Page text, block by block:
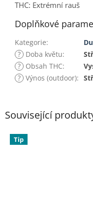
Související
Tip
THC: Extrémní rauš
Doplňkové
Kategorie:
? Doba květu:
? Obsah THC:
? Výnos (outdoor):